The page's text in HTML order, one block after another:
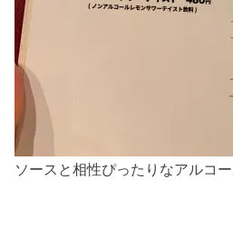
ソースと相性ぴったりなアルコー